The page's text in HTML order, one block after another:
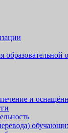
образовательной
и